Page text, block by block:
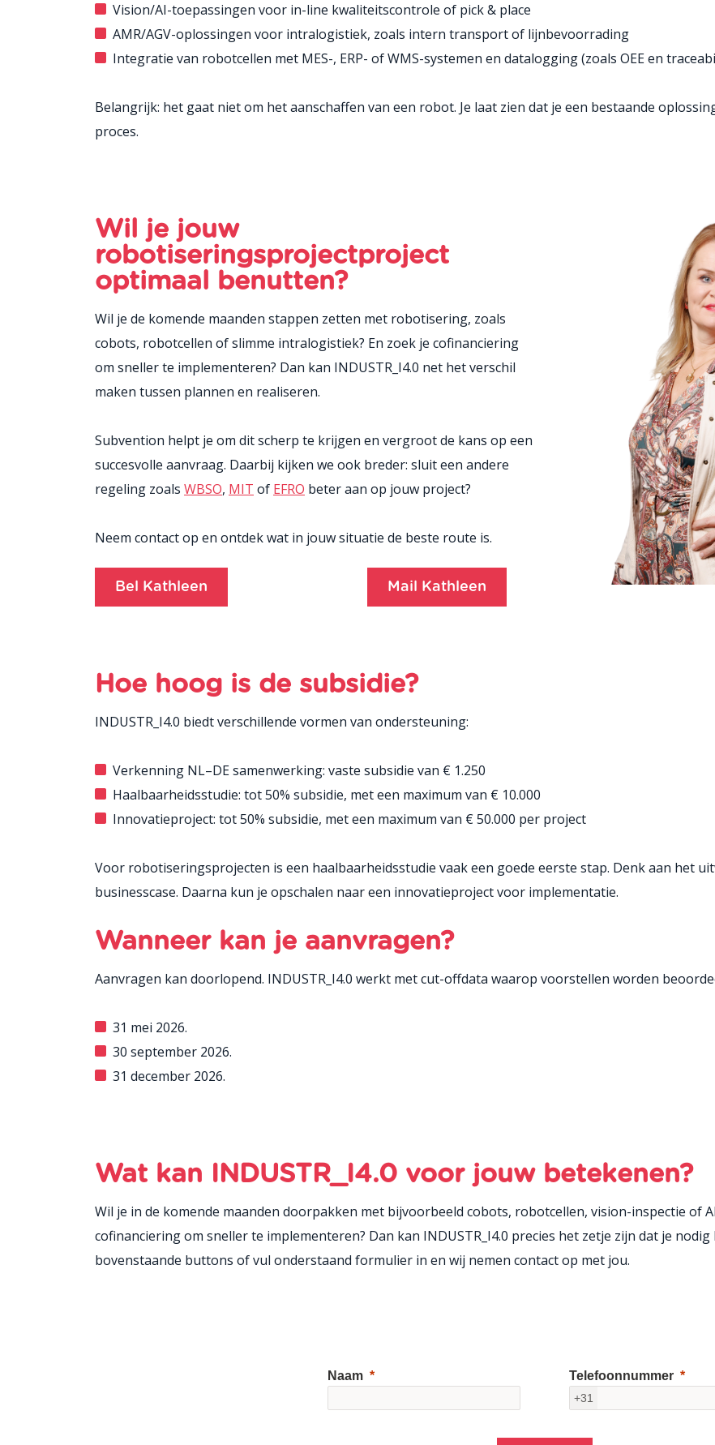
Vision/AI-toepassingen voor in-line kwaliteitscontrole of pick & place
AMR/AGV-oplossingen voor intralogistiek, zoals intern transport of lijnbevoorrading
Integratie van robotcellen met MES-, ERP- of WMS-systemen en datalogging (zoals OEE en
Belangrijk: het gaat niet om het aanschaffen van een robot. Je laat zien dat je een bestaande
proces.
Wil je jouw
robotiseringsprojectproject
optimaal benutten?
Wil je de komende maanden stappen zetten met robotisering, zoals
cobots, robotcellen of slimme intralogistiek? En zoek je cofinanciering
om sneller te implementeren? Dan kan INDUSTR_I4.0 net het verschil
maken tussen plannen en realiseren.
Subvention helpt je om dit scherp te krijgen en vergroot de kans op een
succesvolle aanvraag. Daarbij kijken we ook breder: sluit een andere
regeling zoals WBSO, MIT of EFRO beter aan op jouw project?
Neem contact op en ontdek wat in jouw situatie de beste route is.
Bel Kathleen Mail Kathleen
Hoe hoog is de subsidie?
INDUSTR_I4.0 biedt verschillende vormen van ondersteuning:
Verkenning NL–DE samenwerking: vaste subsidie van € 1.250
Haalbaarheidsstudie: tot 50% subsidie, met een maximum van € 10.000
Innovatieproject: tot 50% subsidie, met een maximum van € 50.000 per project
Voor robotiseringsprojecten is een haalbaarheidsstudie vaak een goede eerste stap. Denk aan het
businesscase. Daarna kun je opschalen naar een innovatieproject voor implementatie.
Wanneer kan je aanvragen?
Aanvragen kan doorlopend. INDUSTR_I4.0 werkt met cut-offdata waarop voorstellen worden
31 mei 2026.
30 september 2026.
31 december 2026.
Wat kan INDUSTR_I4.0 voor jouw betekenen?
Wil je in de komende maanden doorpakken met bijvoorbeeld cobots, robotcellen, vision-inspectie of
cofinanciering om sneller te implementeren? Dan kan INDUSTR_I4.0 precies het zetje zijn dat je
bovenstaande buttons of vul onderstaand formulier in en wij nemen contact op met jou.
Naam Telefoonnummer
+31